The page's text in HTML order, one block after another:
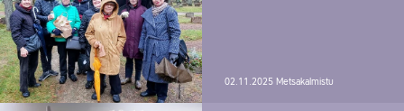
02.11.2025 Metsakalmistu